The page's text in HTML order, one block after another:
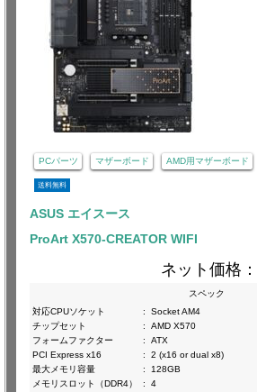
PCパーツ マザーボード AMD用マザーボード
送料無料
ASUS エイスース
ProArt X570-CREATOR WIFI
ネット価格：
スペック
対応CPUソケット
:
Socket AM4
チップセット
:
AMD X570
フォームファクター
:
ATX
PCI Express x16
:
2 (x16 or dual x8)
最大メモリ容量
:
128GB
メモリスロット（DDR4）
:
4